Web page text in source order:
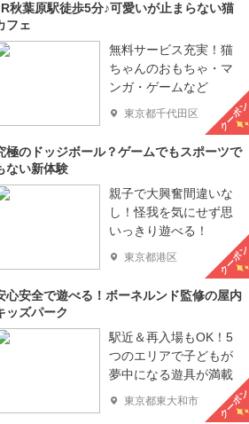
秋葉原駅徒歩5分♪可愛いが止まらない猫
フェ
無料サービス充実！猫
ちゃんのおもちゃ・マ
ンガ・ゲームなど
東京都千代田区 クーポン
極のドッジボール？ゲームでもスポーツで
ない新体験
親子で大興奮間違いな
し！怪我を気にせず思
いっきり遊べる！
東京都港区 クーポン
心安全で遊べる！ボーネルンド監修の屋内
ッズパーク
駅近＆再入場もOK！5
つのエリアで子どもが
夢中になる遊具が満載
東京都東大和市 クーポン